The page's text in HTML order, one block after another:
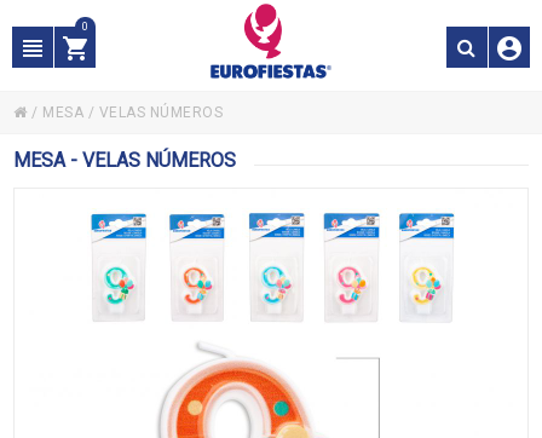
0
/ MESA / VELAS NÚMEROS
MESA - VELAS NÚMEROS